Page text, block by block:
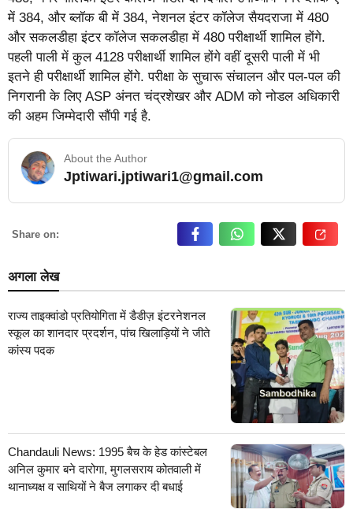
में 384, और ब्लॉक बी में 384, नेशनल इंटर कॉलेज सैयदराजा में 480
और सकलडीहा इंटर कॉलेज सकलडीहा में 480 परीक्षार्थी शामिल होंगे.
पहली पाली में कुल 4128 परीक्षार्थी शामिल होंगे वहीं दूसरी पाली में भी
इतने ही परीक्षार्थी शामिल होंगे. परीक्षा के सुचारू संचालन और पल-पल की
निगरानी के लिए ASP अंनत चंद्रशेखर और ADM को नोडल अधिकारी
की अहम जिम्मेदारी सौंपी गई है.
About the Author
Jptiwari.jptiwari1@gmail.com… Read More
Share on:
अगला लेख
राज्य ताइक्वांडो प्रतियोगिता में डैडीज़ इंटरनेशनल
स्कूल का शानदार प्रदर्शन, पांच खिलाड़ियों ने जीते
कांस्य पदक
Chandauli News: 1995 बैच के हेड कांस्टेबल
अनिल कुमार बने दारोगा, मुगलसराय कोतवाली में
थानाध्यक्ष व साथियों ने बैज लगाकर दी बधाई